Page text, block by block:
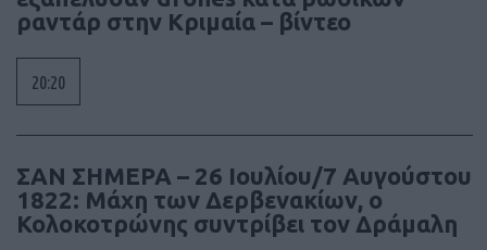
ραντάρ στην Κριμαία – βίντεο
20:20
ΣΑΝ ΣΗΜΕΡΑ – 26 Ιουλίου/7 Αυγούστου
1822: Μάχη των Δερβενακίων, ο
Κολοκοτρώνης συντρίβει τον Δράμαλη